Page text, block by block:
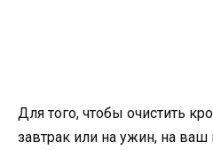
Для того, чтобы очистить
завтрак или на ужин, на